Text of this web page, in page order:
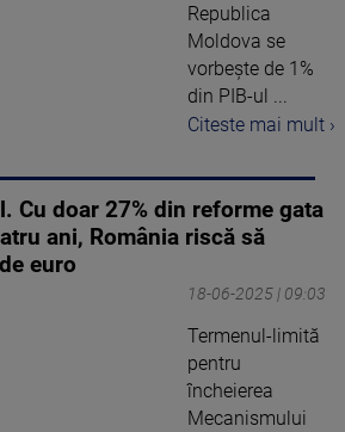
Republica
Moldova se
vorbeşte de 1%
din PIB-ul ...
Citeste mai mult ›
Cu doar 27% din reforme gata
ani, România riscă să
euro
18-06-2025 | 09:03
Termenul-limită
pentru
încheierea
Mecanismului